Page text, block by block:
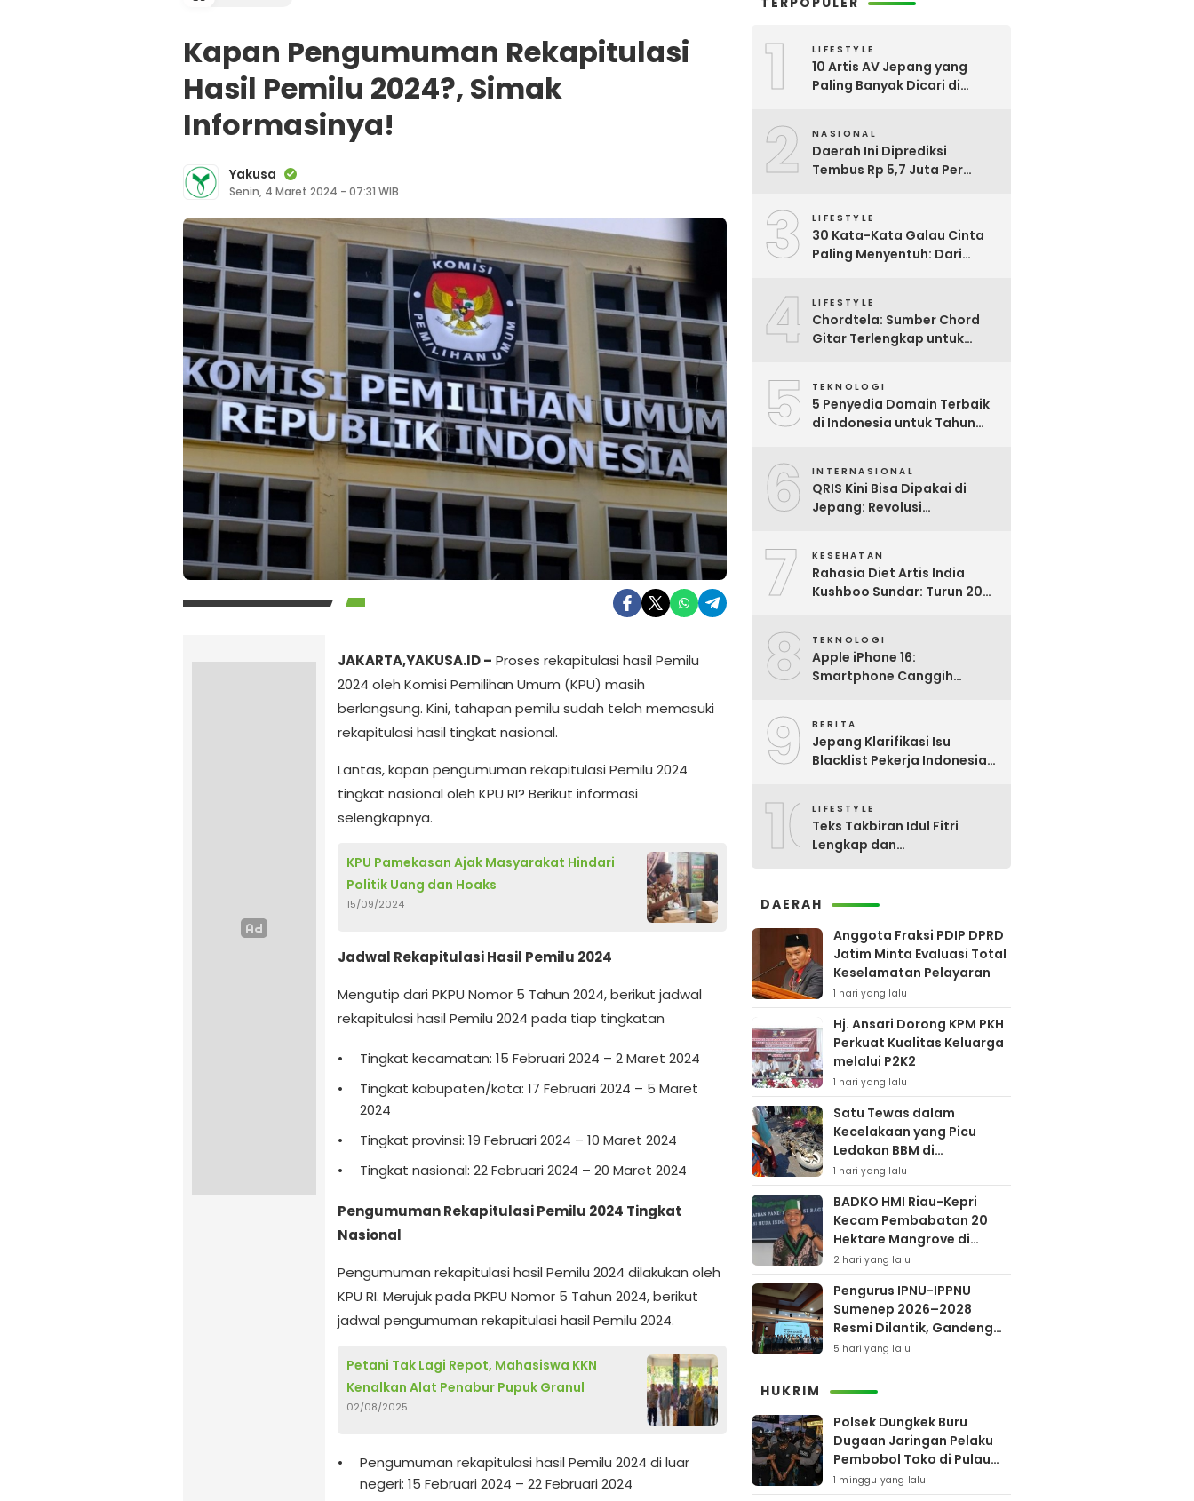
Kapan Pengumuman Rekapitulasi
Hasil Pemilu 2024?, Simak
Informasinya!
Yakusa
Senin, 4 Maret 2024 - 07:31 WIB
JAKARTA,YAKUSA.ID – Proses rekapitulasi hasil Pemilu
2024 oleh Komisi Pemilihan Umum (KPU) masih
berlangsung. Kini, tahapan pemilu sudah telah memasuki
rekapitulasi hasil tingkat nasional.
Lantas, kapan pengumuman rekapitulasi Pemilu 2024
tingkat nasional oleh KPU RI? Berikut informasi
selengkapnya.
KPU Pamekasan Ajak Masyarakat Hindari
Politik Uang dan Hoaks
15/09/2024
Jadwal Rekapitulasi Hasil Pemilu 2024
Mengutip dari PKPU Nomor 5 Tahun 2024, berikut jadwal
rekapitulasi hasil Pemilu 2024 pada tiap tingkatan
Tingkat kecamatan: 15 Februari 2024 – 2 Maret 2024
Tingkat kabupaten/kota: 17 Februari 2024 – 5 Maret
2024
Tingkat provinsi: 19 Februari 2024 – 10 Maret 2024
Tingkat nasional: 22 Februari 2024 – 20 Maret 2024
Pengumuman Rekapitulasi Pemilu 2024 Tingkat
Nasional
Pengumuman rekapitulasi hasil Pemilu 2024 dilakukan oleh
KPU RI. Merujuk pada PKPU Nomor 5 Tahun 2024, berikut
jadwal pengumuman rekapitulasi hasil Pemilu 2024.
Petani Tak Lagi Repot, Mahasiswa KKN
Kenalkan Alat Penabur Pupuk Granul
02/08/2025
Pengumuman rekapitulasi hasil Pemilu 2024 di luar
negeri: 15 Februari 2024 – 22 Februari 2024
1 LIFESTYLE
10 Artis AV Jepang yang
Paling Banyak Dicari di
2 NASIONAL
Daerah Ini Diprediksi
Tembus Rp 5,7 Juta Per
Upah Minimum 2026
3 LIFESTYLE
30 Kata-Kata Galau Cinta
Paling Menyentuh: Dari
4 LIFESTYLE
Chordtela: Sumber Chord
Gitar Terlengkap untuk
5 TEKNOLOGI
5 Penyedia Domain Terbaik
di Indonesia untuk Tahun
6 INTERNASIONAL
QRIS Kini Bisa Dipakai di
Jepang: Revolusi
7 KESEHATAN
Rahasia Diet Artis India
Kushboo Sundar: Turun 20
8 TEKNOLOGI
Apple iPhone 16:
Smartphone Canggih
9 BERITA
Jepang Klarifikasi Isu
Blacklist Pekerja Indonesia,
10LIFESTYLE
Teks Takbiran Idul Fitri
Lengkap dan
DAERAH
Anggota Fraksi PDIP DPRD
Jatim Minta Evaluasi Total
Keselamatan Pelayaran
1 hari yang lalu
Hj. Ansari Dorong KPM PKH
Perkuat Kualitas Keluarga
melalui P2K2
1 hari yang lalu
Satu Tewas dalam
Kecelakaan yang Picu
Ledakan BBM di
Pamekasan
1 hari yang lalu
BADKO HMI Riau-Kepri
Kecam Pembabatan 20
Hektare Mangrove di
Bengkalis
2 hari yang lalu
Pengurus IPNU-IPPNU
Sumenep 2026–2028
Resmi Dilantik, Gandeng
Kampus Lewat Program
5 hari yang lalu
HUKRIM
Polsek Dungkek Buru
Dugaan Jaringan Pelaku
Pembobol Toko di Pulau
Gili Iyang
1 minggu yang lalu